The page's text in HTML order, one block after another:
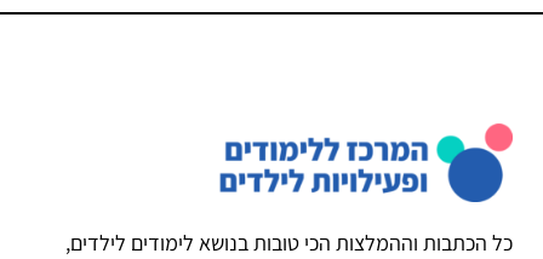
כל הכתבות וההמלצות הכי טובות בנושא לימודים לילדים,